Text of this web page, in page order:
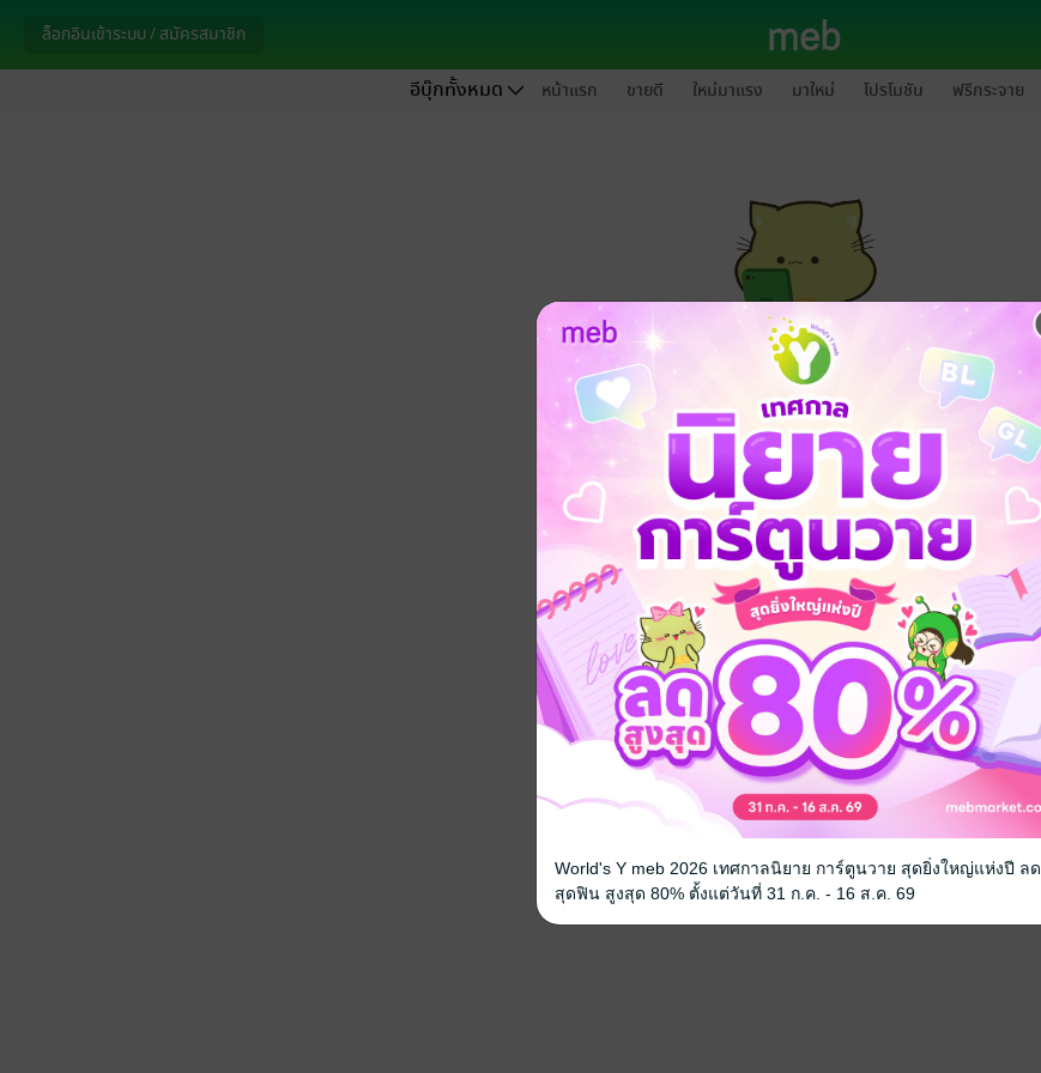
ล็อกอินเข้าระบบ / สมัครสมาชิก
อีบุ๊กทั้งหมด หน้าแรก ขายดี ใหม่มาแรง มาใหม่ โปรโมชัน ฟรีกระจาย
กรุณาเข้าสู่ระบบก่อนดำเนินรายการด้วยค่ะ
ล็อกอินเข้าระบบ
World's Y meb 2026 เทศกาลนิยาย การ์ตูนวาย สุดยิ่งใหญ่แห่งปี ลด
สุดฟิน สูงสุด 80% ตั้งแต่วันที่ 31 ก.ค. - 16 ส.ค. 69